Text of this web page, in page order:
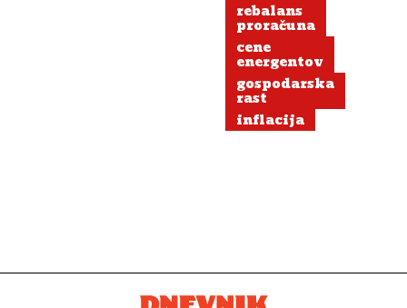
rebalans
proračuna
cene
energentov
gospodarska
rast
inflacija